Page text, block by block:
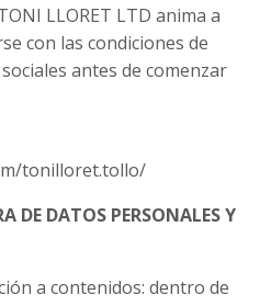
LLORET LTD anima a
con las condiciones de
antes de comenzar
tonilloret.tollo/
DE DATOS PERSONALES Y
a contenidos: dentro de